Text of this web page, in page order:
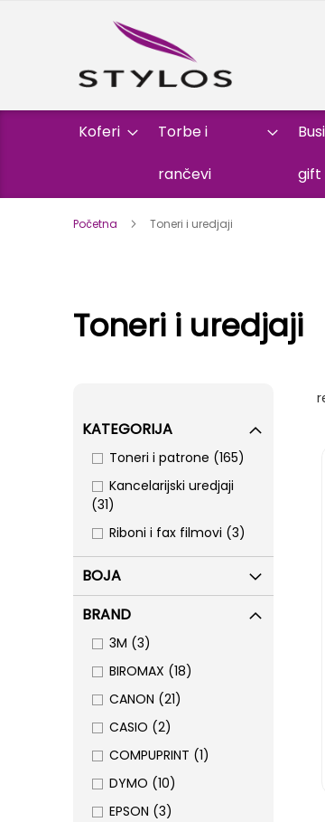
Koferi Torbe i
rančevi gift
Početna Toneri i uredjaji
Toneri i uredjaji
KATEGORIJA
Toneri i patrone 165
items
Kancelarijski uredjaji
31
items
Riboni i fax filmovi 3
items
BOJA
BRAND
3M 3
items
BIROMAX 18
items
CANON 21
items
CASIO 2
items
COMPUPRINT 1
item
DYMO 10
items
EPSON 3
items